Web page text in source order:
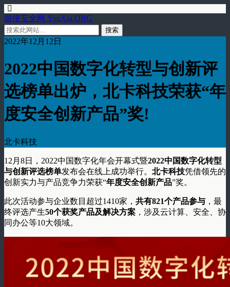
游侠安全网 YouXia.ORG
2022年12月12日
2022中国数字化转型与创新评
选榜单出炉，北卡科技荣获“年
度安全创新产品”奖!
北卡科技
12月8日，2022中国数字化年会开幕式暨2022中国数字化转型
与创新评选榜单发布会在线上成功举行。 北卡科技凭借领先的
创新实力与产品竞争力荣获“年度安全创新产品”奖。
此次活动参与企业数目超过1410家， 共有821个产品参与 ，最
终评选产生50个获奖产品及解决方案 ，涉及云计算、安全、协
同办公等10大领域。